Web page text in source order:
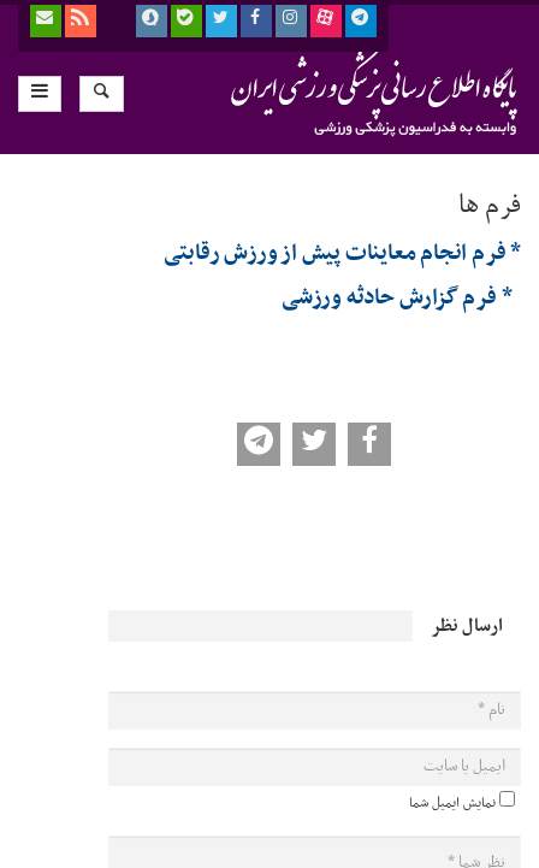
فرم ها
* فرم انجام معاینات پیش از ورزش رقابتی
* فرم گزارش حادثه ورزشی
ارسال نظر
نمایش ایمیل شما